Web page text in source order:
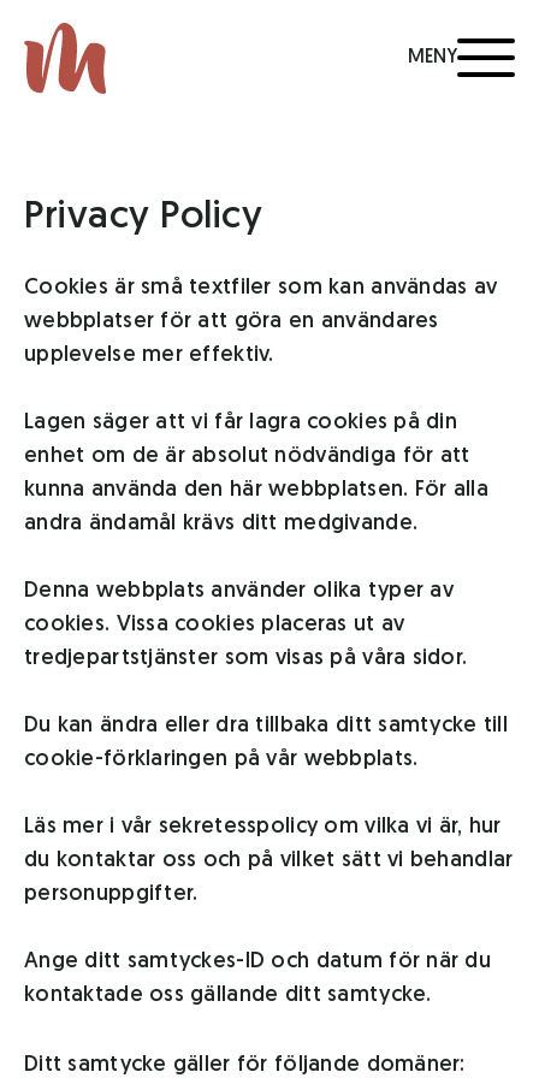
MENY
Privacy Policy
Cookies är små textfiler som kan användas av
webbplatser för att göra en användares
upplevelse mer effektiv.
Lagen säger att vi får lagra cookies på din
enhet om de är absolut nödvändiga för att
kunna använda den här webbplatsen. För alla
andra ändamål krävs ditt medgivande.
Denna webbplats använder olika typer av
cookies. Vissa cookies placeras ut av
tredjepartstjänster som visas på våra sidor.
Du kan ändra eller dra tillbaka ditt samtycke till
cookie-förklaringen på vår webbplats.
Läs mer i vår sekretesspolicy om vilka vi är, hur
du kontaktar oss och på vilket sätt vi behandlar
personuppgifter.
Ange ditt samtyckes-ID och datum för när du
kontaktade oss gällande ditt samtycke.
Ditt samtycke gäller för följande domäner: